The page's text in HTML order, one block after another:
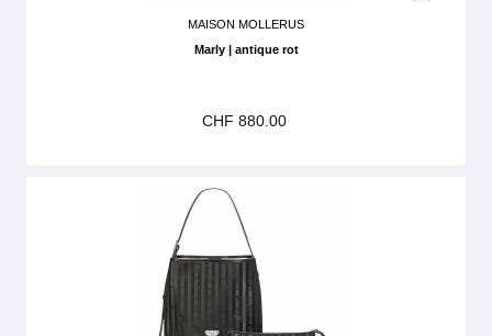
MAISON MOLLERUS
Marly | antique rot
CHF 880.00